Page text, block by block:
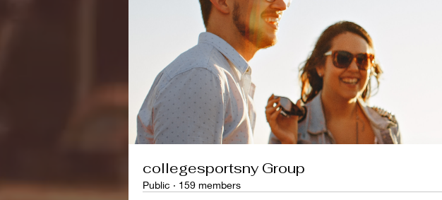
collegesportsny Group
Public · 159 members